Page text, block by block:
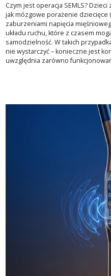
Czym jest operacja SEMLS?
jak mózgowe porażenie dziecięce
zaburzeniami napięcia
układu ruchu, które z czasem
samodzielność. W takich
nie wystarczyć – konieczne jest
uwzględnia zarówno